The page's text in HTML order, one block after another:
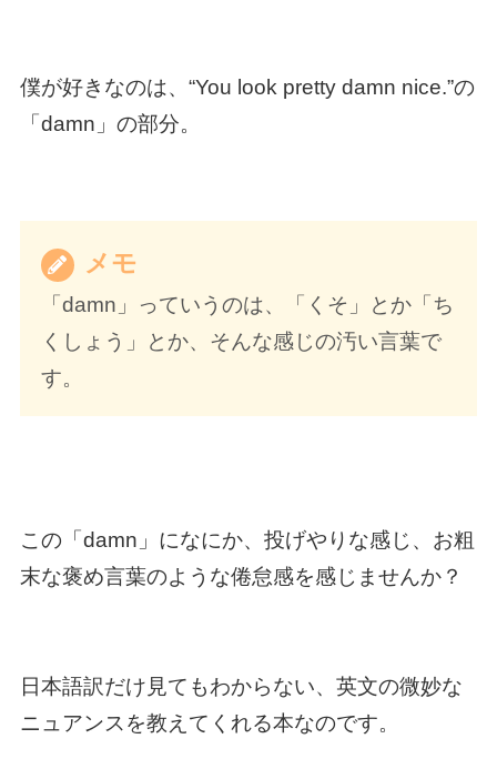
僕が好きなのは、“You look pretty damn nice.”の
「damn」の部分。
メモ
「damn」っていうのは、「くそ」とか「ち
くしょう」とか、そんな感じの汚い言葉で
す。
この「damn」になにか、投げやりな感じ、お粗
末な褒め言葉のような倦怠感を感じませんか？
日本語訳だけ見てもわからない、英文の微妙な
ニュアンスを教えてくれる本なのです。